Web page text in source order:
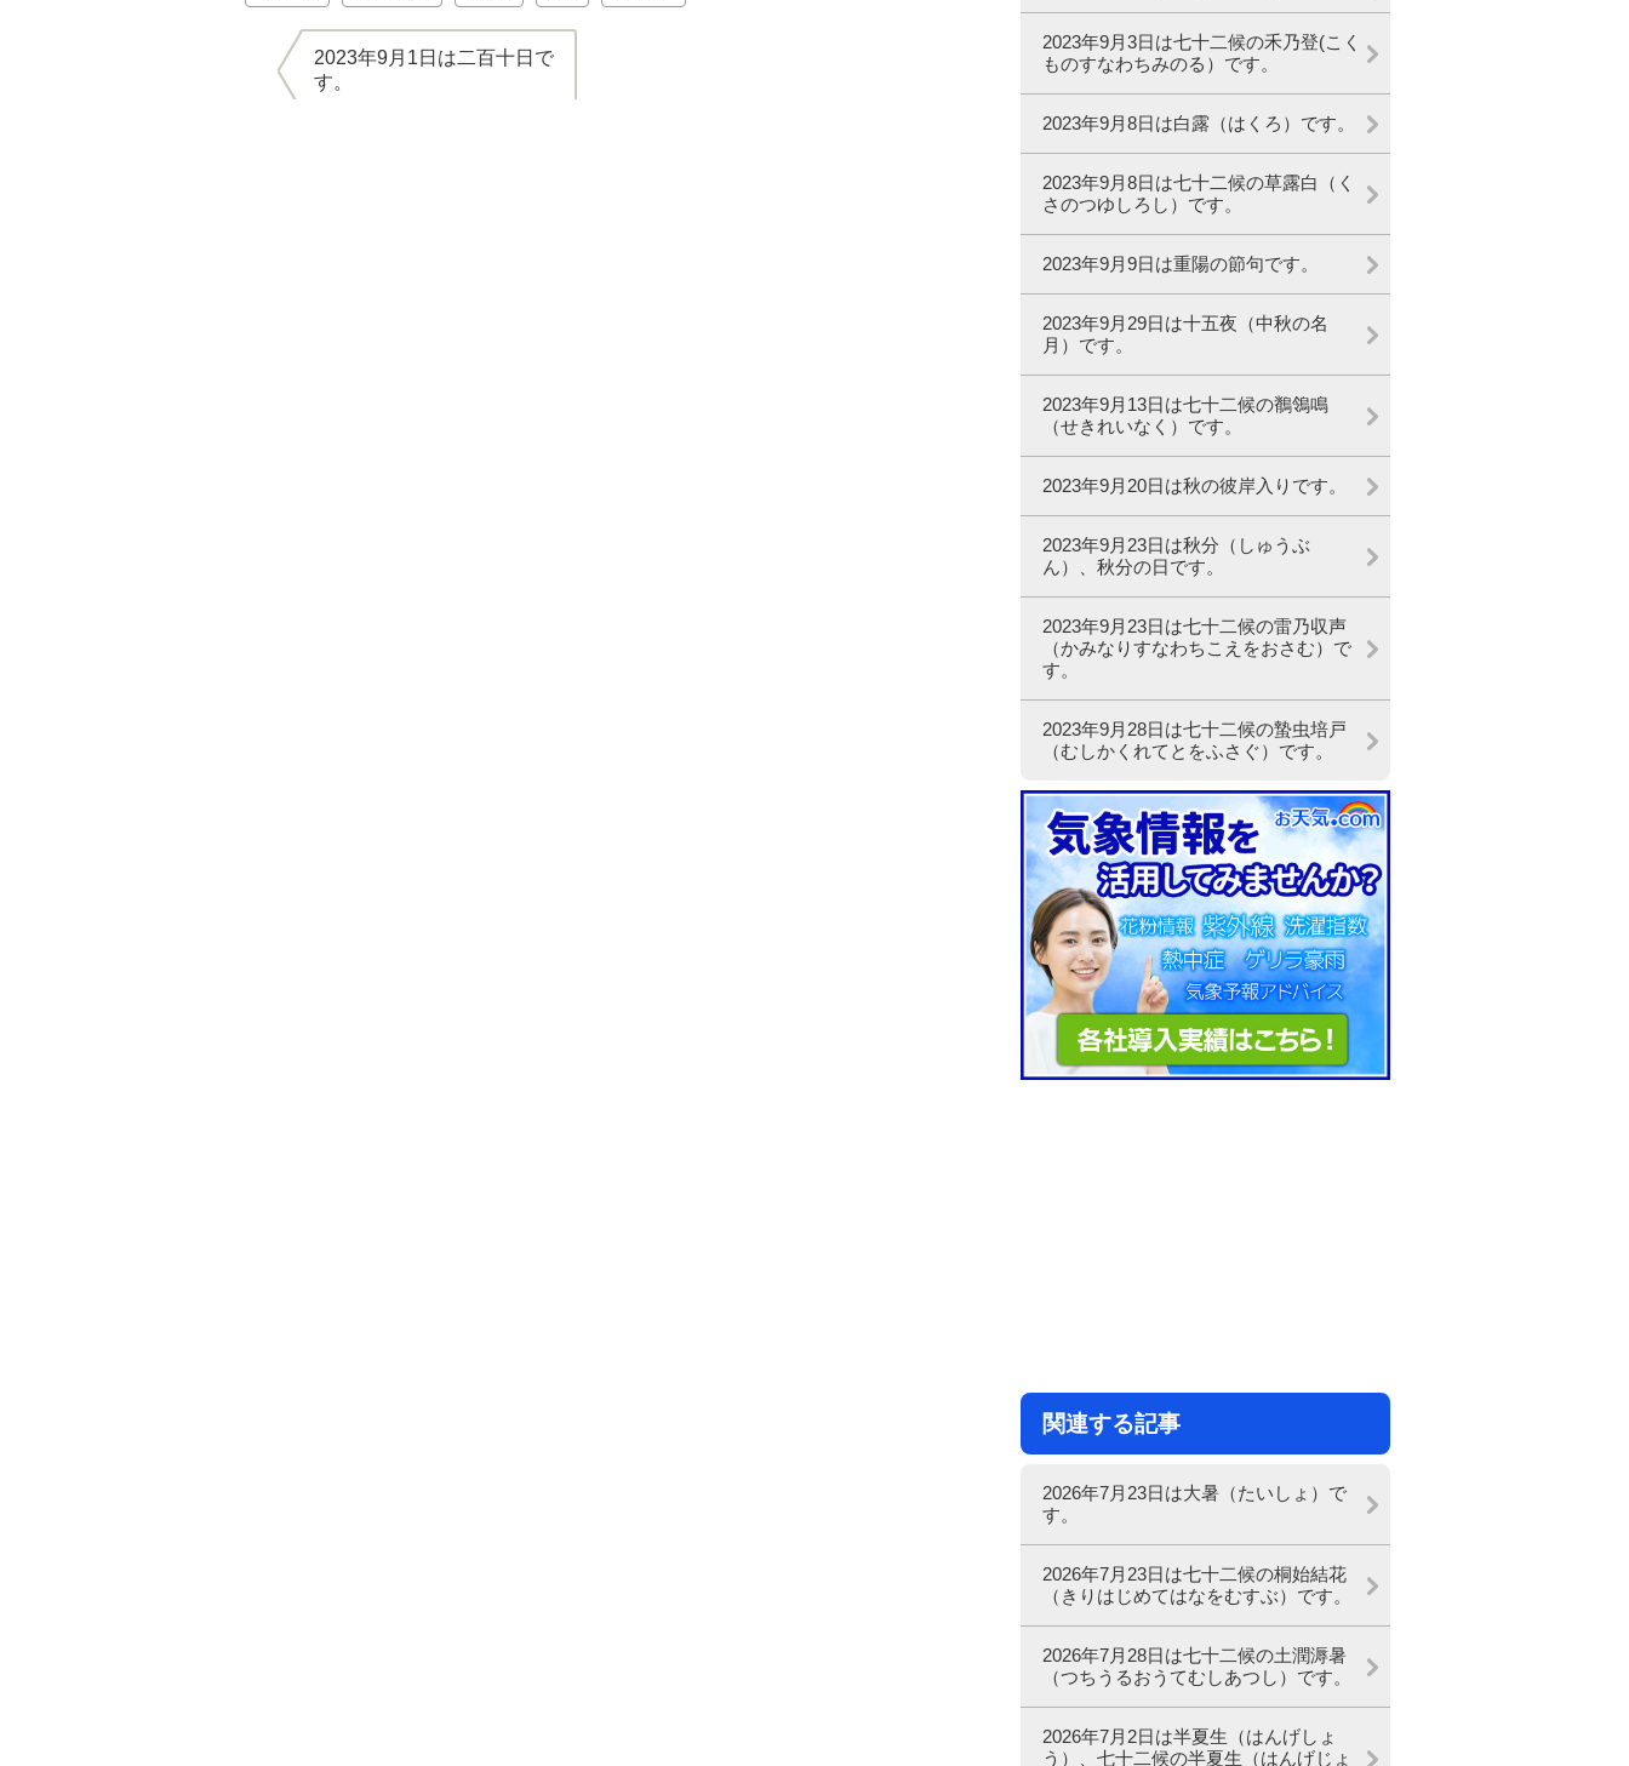
2023年9月1日は二百十日で
す。
2023年9月3日は七十二候の禾乃登(こく
ものすなわちみのる）です。
2023年9月8日は白露（はくろ）です。
2023年9月8日は七十二候の草露白（く
さのつゆしろし）です。
2023年9月9日は重陽の節句です。
2023年9月29日は十五夜（中秋の名
月）です。
2023年9月13日は七十二候の鶺鴒鳴
（せきれいなく）です。
2023年9月20日は秋の彼岸入りです。
2023年9月23日は秋分（しゅうぶ
ん）、秋分の日です。
2023年9月23日は七十二候の雷乃収声
（かみなりすなわちこえをおさむ）で
す。
2023年9月28日は七十二候の蟄虫培戸
（むしかくれてとをふさぐ）です。
関連する記事
2026年7月23日は大暑（たいしょ）で
す。
2026年7月23日は七十二候の桐始結花
（きりはじめてはなをむすぶ）です。
2026年7月28日は七十二候の土潤溽暑
（つちうるおうてむしあつし）です。
2026年7月2日は半夏生（はんげしょ
う）、七十二候の半夏生（はんげじょ